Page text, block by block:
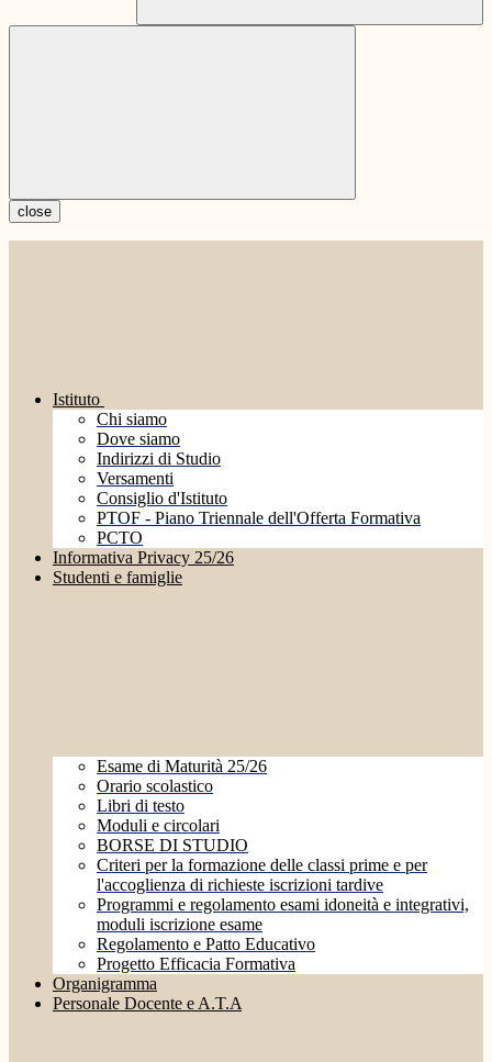
close
Istituto
Chi siamo
Dove siamo
Indirizzi di Studio
Versamenti
Consiglio d'Istituto
PTOF - Piano Triennale dell'Offerta Formativa
PCTO
Informativa Privacy 25/26
Studenti e famiglie
Esame di Maturità 25/26
Orario scolastico
Libri di testo
Moduli e circolari
BORSE DI STUDIO
Criteri per la formazione delle classi prime e per
l'accoglienza di richieste iscrizioni tardive
Programmi e regolamento esami idoneità e integrativi,
moduli iscrizione esame
Regolamento e Patto Educativo
Progetto Efficacia Formativa
Organigramma
Personale Docente e A.T.A